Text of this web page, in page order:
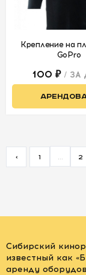
Крепление на
GoPro
100 ₽ / ЗА
< 1 ... 2
Сибирский
известный как
аренду